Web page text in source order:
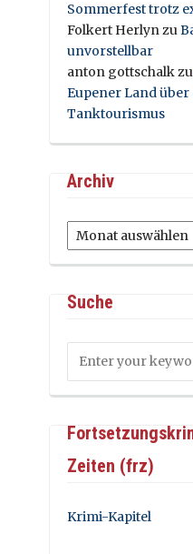
Sommerfest trotz
Folkert Herlynzu
unvorstellbar
anton gottschalkzu
Eupener Land über
Tanktourismus
Archiv
Archiv
Suche
Zeiten (frz)
Krimi-Kapitel